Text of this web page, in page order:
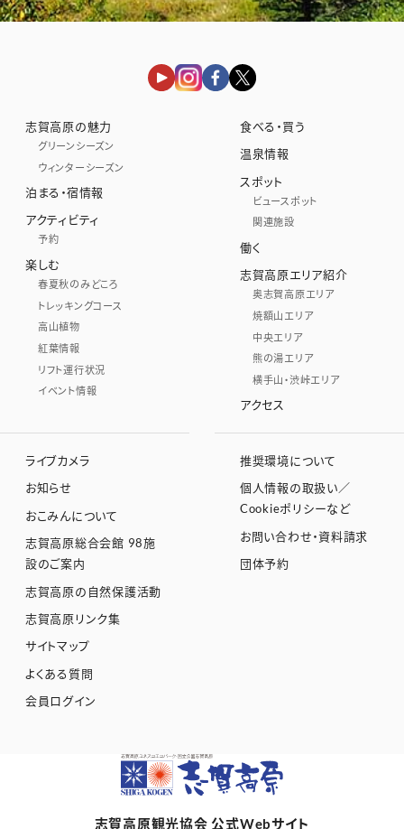
志賀高原の魅力
グリーンシーズン
ウィンターシーズン
泊まる・宿情報
アクティビティ
予約
楽しむ
春夏秋のみどころ
トレッキングコース
高山植物
紅葉情報
リフト運行状況
イベント情報
食べる・買う
温泉情報
スポット
ビュースポット
関連施設
働く
志賀高原エリア紹介
奥志賀高原エリア
焼額山エリア
中央エリア
熊の湯エリア
横手山・渋峠エリア
アクセス
ライブカメラ
お知らせ
おこみんについて
志賀高原総合会館 98施
設のご案内
志賀高原の自然保護活動
志賀高原リンク集
サイトマップ
よくある質問
会員ログイン
推奨環境について
個人情報の取扱い／
Cookieポリシーなど
お問い合わせ・資料請求
団体予約
志賀高原観光協会 公式Webサイト